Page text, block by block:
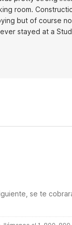
on road
but of course
by the plush
garbage disposal in
se te